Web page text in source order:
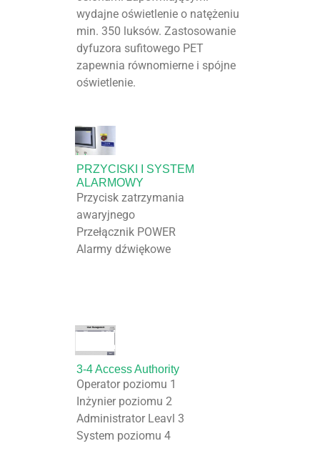
wydajne oświetlenie o natężeniu
min. 350 luksów. Zastosowanie
dyfuzora sufitowego PET
zapewnia równomierne i spójne
oświetlenie.
PRZYCISKI I SYSTEM
ALARMOWY
Przycisk zatrzymania
awaryjnego
Przełącznik POWER
Alarmy dźwiękowe
3-4 Access Authority
Operator poziomu 1
Inżynier poziomu 2
Administrator Leavl 3
System poziomu 4